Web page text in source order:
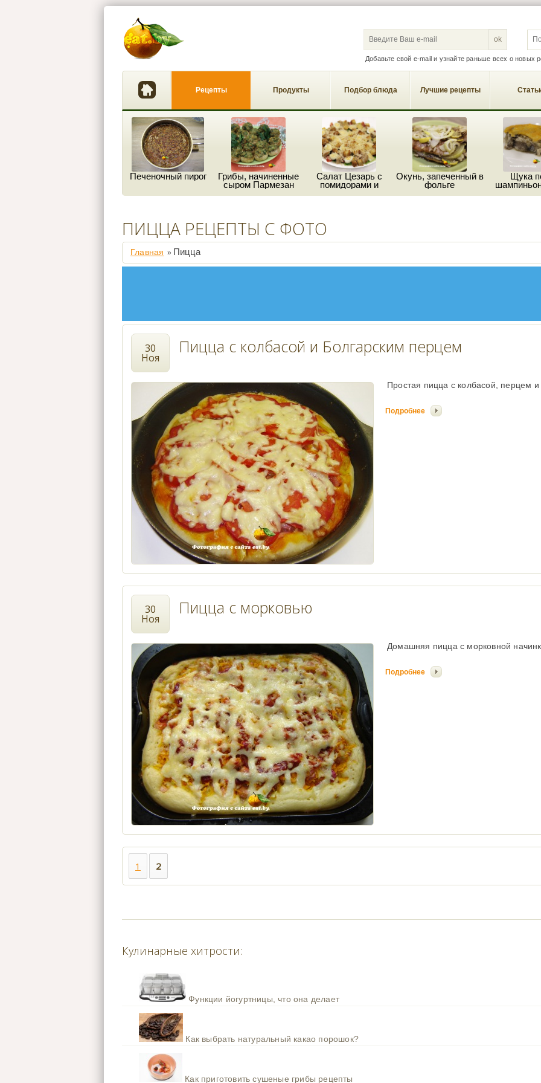
Добавьте свой e-mail и узнайте раньше всех о новых
Рецепты Продукты Подбор блюда Лучшие рецепты
Печеночный пирог
Грибы, начиненные
сыром Пармезан
Салат Цезарь с
помидорами и
Окунь, запеченный в
фольге
Щука
ПИЦЦА РЕЦЕПТЫ С ФОТО
Главная » Пицца
30
Ноя
Пицца с колбасой и Болгарским перцем
Простая пицца с колбасой, перцем
Подробнее
30
Ноя
Пицца с морковью
Домашняя пицца с морковной
Подробнее
1 2
Кулинарные хитрости:
Функции йогуртницы, что она делает
Как выбрать натуральный какао порошок?
Как приготовить сушеные грибы рецепты